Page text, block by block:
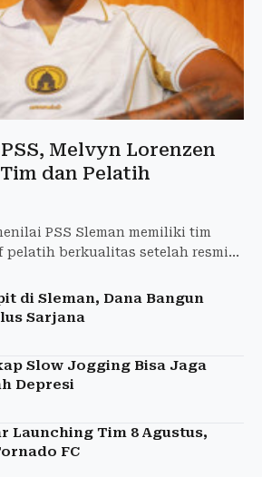
Melvyn Lorenzen
dan Pelatih
PSS Sleman memiliki tim
berkualitas setelah resmi
di Sleman, Dana Bangun
Sarjana
Slow Jogging Bisa Jaga
Depresi
Launching Tim 8 Agustus,
FC